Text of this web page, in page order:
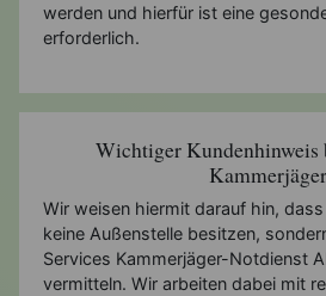
werden und hierfür ist eine
erforderlich.
Wichtiger Kundenhinweis
Kammerjäger
Wir weisen hiermit darauf hin,
keine Außenstelle besitzen,
Services Kammerjäger-Notdienst
vermitteln. Wir arbeiten dabei mit